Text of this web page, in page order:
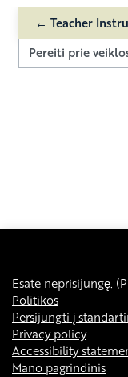
← Teacher
Pereiti prie veiklos
Esate neprisijungę. (
Politikos
Persijungti į
Privacy policy
Accessibility
Mano pagrindinis